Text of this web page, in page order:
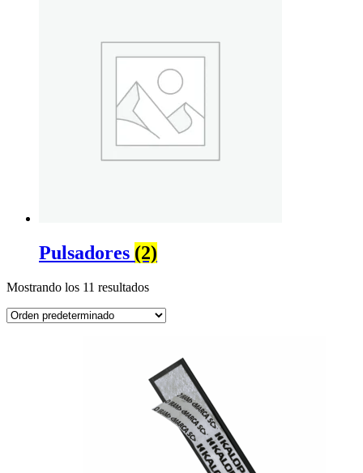
Pulsadores (2)
Mostrando los 11 resultados